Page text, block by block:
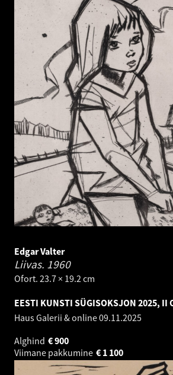
Edgar Valter
Liivas. 1960
Ofort. 23.7 × 19.2 cm
EESTI KUNSTI SÜGISOKSJON 2025, II
Haus Galerii & online09.11.2025
Alghind
900
€
Viimane pakkumine
1 100
€